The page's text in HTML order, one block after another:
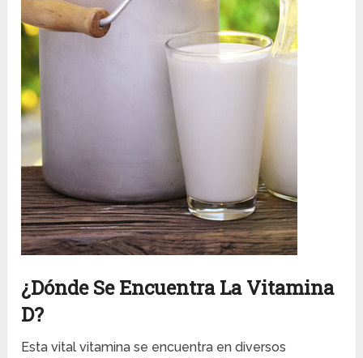
¿Dónde Se Encuentra La Vitamina
D?
Esta vital vitamina se encuentra en diversos